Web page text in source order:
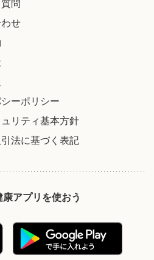
問
せ
ーポリシー
リティ基本方針
法に基づく表記
アプリを使おう